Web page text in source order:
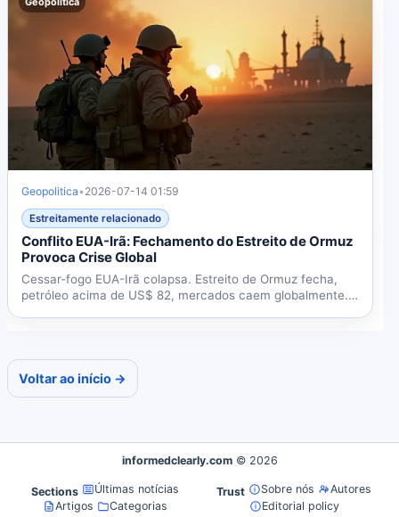
Geopolitica• 2026-07-14 01:59
Estreitamente relacionado
Conflito EUA-Irã: Fechamento do Estreito de Ormuz
Provoca Crise Global
Cessar-fogo EUA-Irã colapsa. Estreito de Ormuz fecha,
petróleo acima de US$ 82, mercados caem globalmente.
Voltar ao início →
informedclearly.com © 2026
Sections
Últimas notícias
Artigos
Categorias
Trust Sobre nós
Autores
Editorial policy